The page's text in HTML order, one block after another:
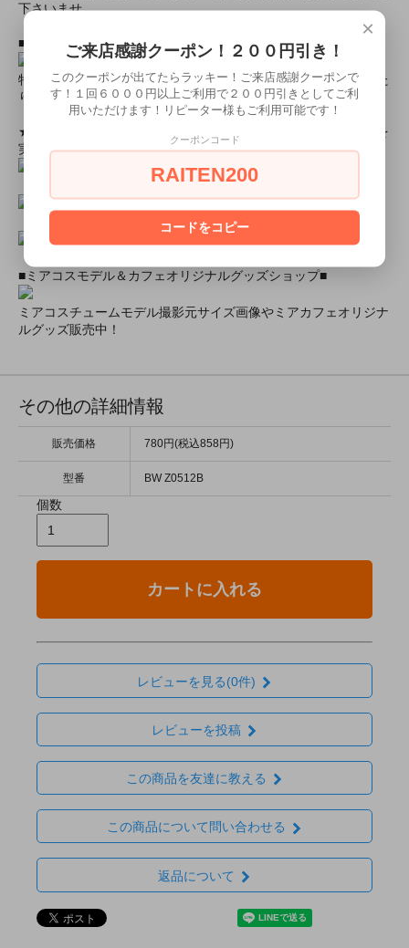
下さいませ。
■とにかく安くて高品質な商品が欲しい！という方■
特別割引商品を掲載しています！最大８０％引きの商品もあった
りします！
★ミアカフェ・ミアリラではミアコス衣装を着用したイベントを
実施中★
■ミアコスモデル＆カフェオリジナルグッズショップ■
ミアコスチュームモデル撮影元サイズ画像やミアカフェオリジナ
ルグッズ販売中！
その他の詳細情報
販売価格 780円(税込858円)
型番 BW Z0512B
個数
カートに入れる
レビューを見る(0件)
レビューを投稿
この商品を友達に教える
この商品について問い合わせる
返品について
×
ご来店感謝クーポン！２００円引き！
このクーポンが出てたらラッキー！ご来店感謝クーポンで
す！１回６０００円以上ご利用で２００円引きとしてご利
用いただけます！リピーター様もご利用可能です！
クーポンコード
RAITEN200
コードをコピー